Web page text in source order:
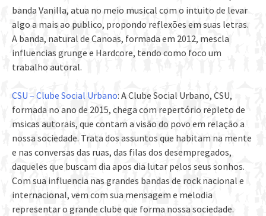
banda Vanilla, atua no meio musical com o intuito de levar
algo a mais ao publico, propondo reflexões em suas letras.
A banda, natural de Canoas, formada em 2012, mescla
influencias grunge e Hardcore, tendo como foco um
trabalho autoral.
CSU – Clube Social Urbano: A Clube Social Urbano, CSU,
formada no ano de 2015, chega com repertório repleto de
msicas autorais, que contam a visão do povo em relação a
nossa sociedade. Trata dos assuntos que habitam na mente
e nas conversas das ruas, das filas dos desempregados,
daqueles que buscam dia apos dia lutar pelos seus sonhos.
Com sua influencia nas grandes bandas de rock nacional e
internacional, vem com sua mensagem e melodia
representar o grande clube que forma nossa sociedade.